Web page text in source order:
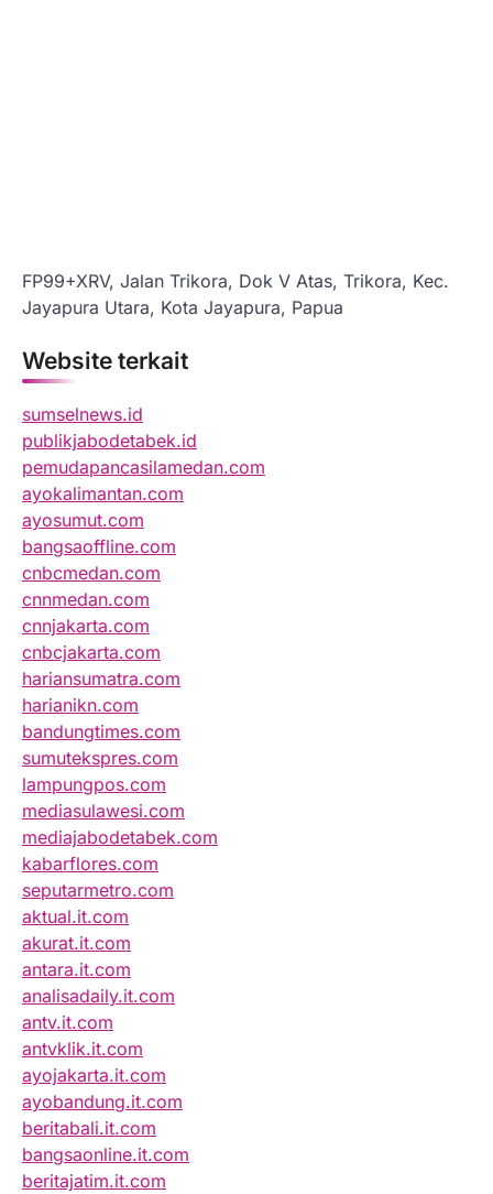
FP99+XRV, Jalan Trikora, Dok V Atas, Trikora, Kec.
Jayapura Utara, Kota Jayapura, Papua
Website terkait
sumselnews.id
publikjabodetabek.id
pemudapancasilamedan.com
ayokalimantan.com
ayosumut.com
bangsaoffline.com
cnbcmedan.com
cnnmedan.com
cnnjakarta.com
cnbcjakarta.com
hariansumatra.com
harianikn.com
bandungtimes.com
sumutekspres.com
lampungpos.com
mediasulawesi.com
mediajabodetabek.com
kabarflores.com
seputarmetro.com
aktual.it.com
akurat.it.com
antara.it.com
analisadaily.it.com
antv.it.com
antvklik.it.com
ayojakarta.it.com
ayobandung.it.com
beritabali.it.com
bangsaonline.it.com
beritajatim.it.com